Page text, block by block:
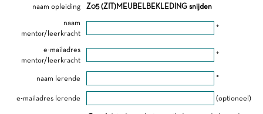
naam opleiding
Z05 (ZIT)MEUBELBEKLEDING snijden
naam
mentor/leerkracht
*
e-mailadres
mentor/leerkracht
*
naam lerende *
e-mailadres lerende (optioneel)